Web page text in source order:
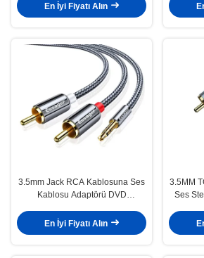
En İyi Fiyatı Alın
3.5mm Jack RCA Kablosuna Ses
Kablosu Adaptörü DVD
En İyi Fiyatı Alın
3.5MM
Ses